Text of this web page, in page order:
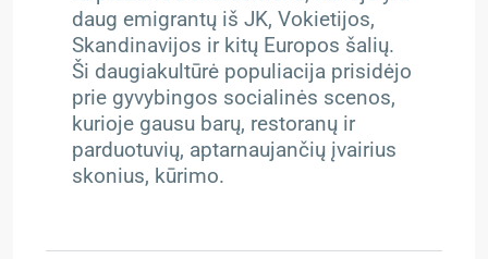
daug emigrantų iš JK, Vokietijos,
Skandinavijos ir kitų Europos šalių.
Ši daugiakultūrė populiacija prisidėjo
prie gyvybingos socialinės scenos,
kurioje gausu barų, restoranų ir
parduotuvių, aptarnaujančių įvairius
skonius, kūrimo.